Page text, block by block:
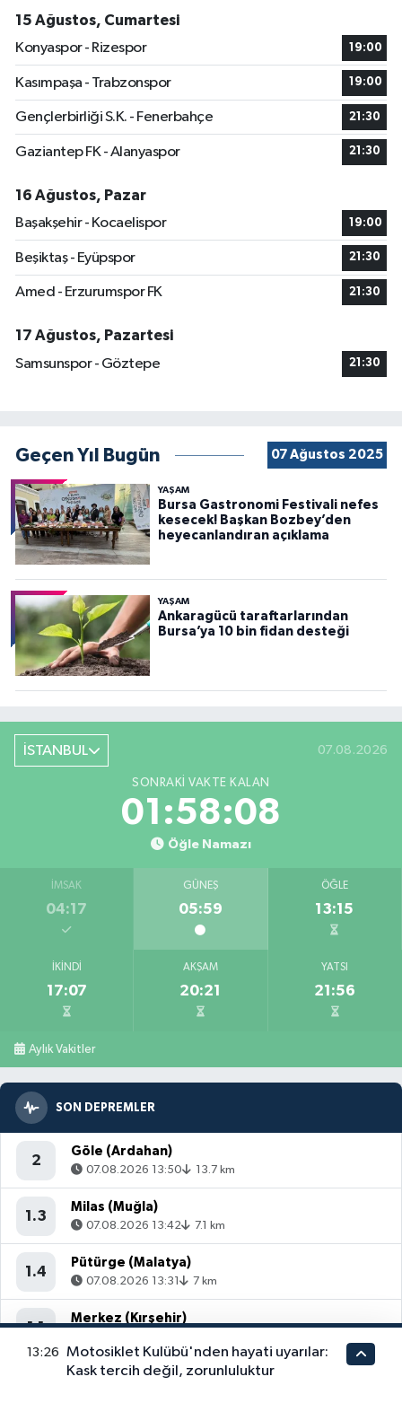
15 Ağustos, Cumartesi
Konyaspor - Rizespor
19:00
Kasımpaşa - Trabzonspor 19:00
Gençlerbirliği S.K. - Fenerbahçe 21:30
Gaziantep FK - Alanyaspor 21:30
16 Ağustos, Pazar
Başakşehir - Kocaelispor
19:00
Beşiktaş - Eyüpspor 21:30
Amed - Erzurumspor FK 21:30
17 Ağustos, Pazartesi
Samsunspor - Göztepe
21:30
Geçen Yıl Bugün 07 Ağustos 2025
YAŞAM
Bursa Gastronomi Festivali nefes
kesecek! Başkan Bozbey’den
heyecanlandıran açıklama
YAŞAM
Ankaragücü taraftarlarından
Bursa’ya 10 bin fidan desteği
İSTANBUL 07.08.2026
SONRAKI VAKTE KALAN
01:58:06
Öğle Namazı
İMSAK
04:17
GÜNEŞ
05:59
ÖĞLE
13:15
İKINDI
17:07
AKŞAM
20:21
YATSI
21:56
Aylık Vakitler
SON DEPREMLER
2
Göle (Ardahan)
07.08.2026 13:50 13.7 km
1.3
Milas (Muğla)
07.08.2026 13:42 7.1 km
1.4
Pütürge (Malatya)
07.08.2026 13:31 7 km
1.1
Merkez (Kırşehir)
Soma (Manisa)
13:26
Motosiklet Kulübü'nden hayati uyarılar:
Kask tercih değil, zorunluluktur